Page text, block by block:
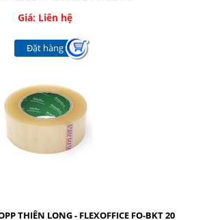
Giá: Liên hệ
Đặt hàng
THIÊN LONG - FLEXOFFICE FO-BKT 20